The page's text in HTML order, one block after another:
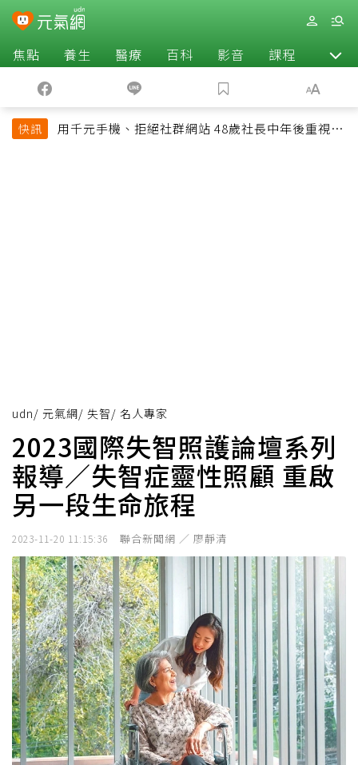
焦點 養生 醫療 百科 影音 課程 退休
快訊
用千元手機、拒絕社群網站 48歲社長中年後重視和
udn/ 元氣網/ 失智/ 名人專家
2023國際失智照護論壇系列
報導／失智症靈性照顧 重啟
另一段生命旅程
2023-11-20 11:15:36 聯合新聞網 ／ 廖靜清